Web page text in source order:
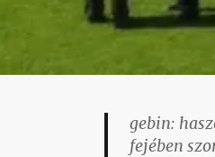
gebin:
fejében